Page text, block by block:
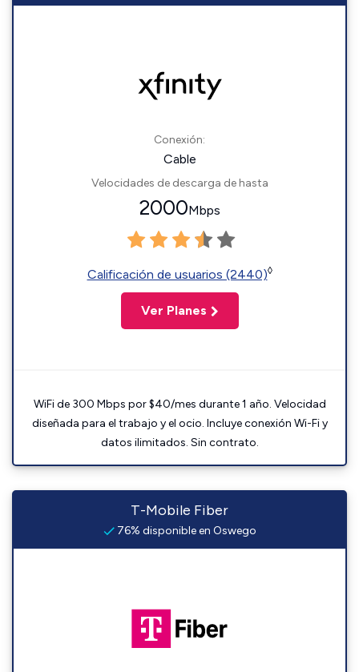
Conexión:
Cable
Velocidades de descarga de hasta
2000Mbps
Calificación de usuarios (2440)◊
Ver Planes
WiFi de 300 Mbps por $40/mes durante 1 año. Velocidad
diseñada para el trabajo y el ocio. Incluye conexión Wi-Fi y
datos ilimitados. Sin contrato.
T-Mobile Fiber
76% disponible en Oswego